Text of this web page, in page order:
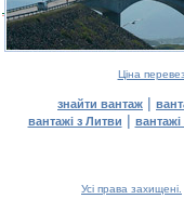
Ціна
знайти вантаж |
вантажі з Литви | вантажі
Усі права захищені.